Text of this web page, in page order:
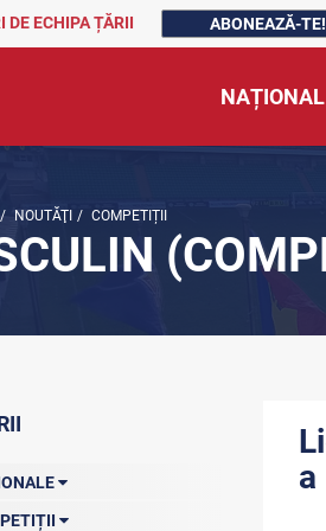
DE ECHIPA ȚĂRII ABONEAZĂ-TE!
/ NOUTĂŢI / COMPETIȚII
a